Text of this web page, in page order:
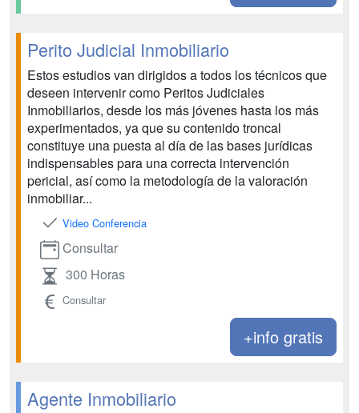
Perito Judicial Inmobiliario
Estos estudios van dirigidos a todos los técnicos que
deseen intervenir como Peritos Judiciales
Inmobiliarios, desde los más jóvenes hasta los más
experimentados, ya que su contenido troncal
constituye una puesta al día de las bases jurídicas
indispensables para una correcta intervención
pericial, así como la metodología de la valoración
inmobiliar...
Video Conferencia
Consultar
300 Horas
Consultar
+info gratis
Agente Inmobiliario